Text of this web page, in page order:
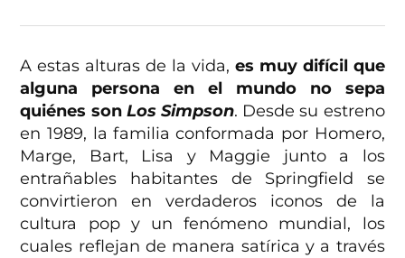
A estas alturas de la vida, es muy difícil que
alguna persona en el mundo no sepa
quiénes son Los Simpson. Desde su estreno
en 1989, la familia conformada por Homero,
Marge, Bart, Lisa y Maggie junto a los
entrañables habitantes de Springfield se
convirtieron en verdaderos iconos de la
cultura pop y un fenómeno mundial, los
cuales reflejan de manera satírica y a través